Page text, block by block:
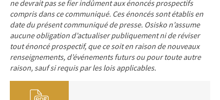
ne devrait pas se fier indûment aux énoncés prospectifs
compris dans ce communiqué. Ces énoncés sont établis en
date du présent communiqué de presse. Osisko n’assume
aucune obligation d’actualiser publiquement ni de réviser
tout énoncé prospectif, que ce soit en raison de nouveaux
renseignements, d’événements futurs ou pour toute autre
raison, sauf si requis par les lois applicables.